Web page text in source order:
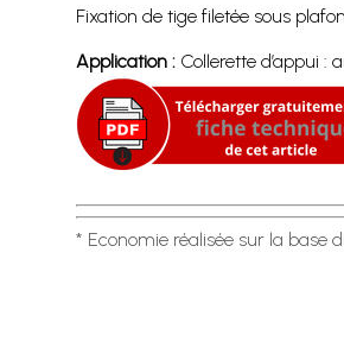
Fixation de tige filetée sous
Application :Collerette d’appui :
* Economie réalisée sur la base